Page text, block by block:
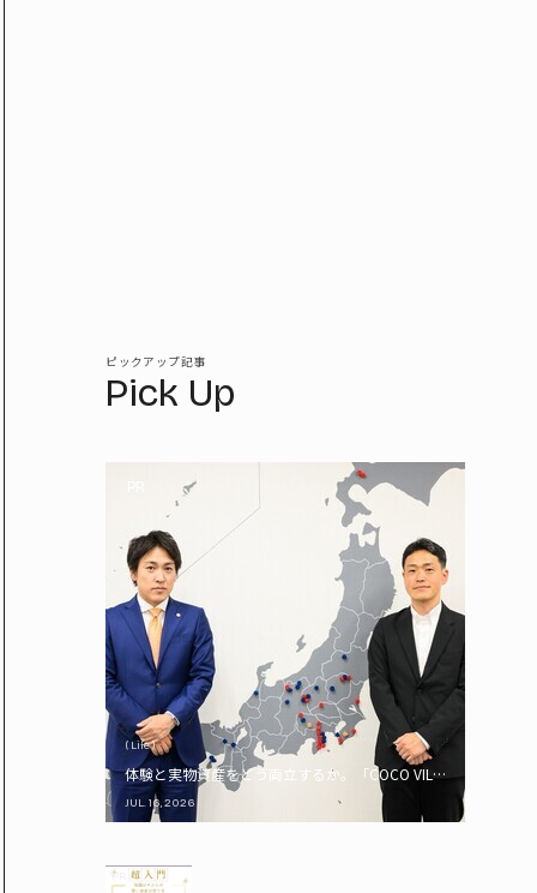
ピックアップ記事
Pick Up
( Life )
体験と実物資産をどう両立するか。「COCO VILLA Owners」
JUL. 16, 2026
PR